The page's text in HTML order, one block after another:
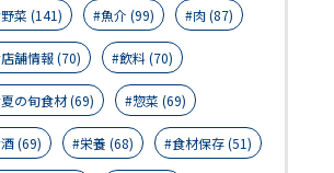
野菜 (141) 魚介 (99) 肉 (87)
店舗情報 (70) 飲料 (70)
夏の旬食材 (69) 惣菜 (69)
酒 (69) 栄養 (68) 食材保存 (51)